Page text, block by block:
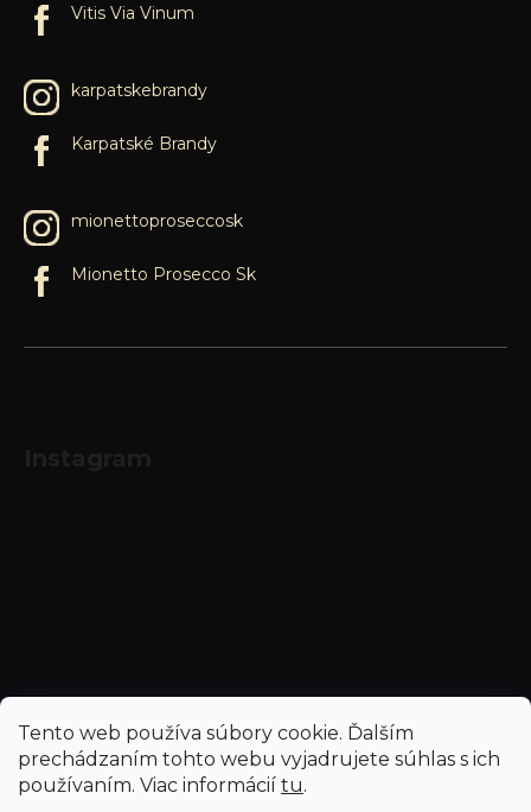
Tento web používa súbory cookie. Ďalším
prechádzaním tohto webu vyjadrujete súhlas s ich
používaním. Viac informácií tu.
Vitis Via Vinum
karpatskebrandy
Karpatské Brandy
mionettoproseccosk
Mionetto Prosecco Sk
Vytvoril Shoptet a